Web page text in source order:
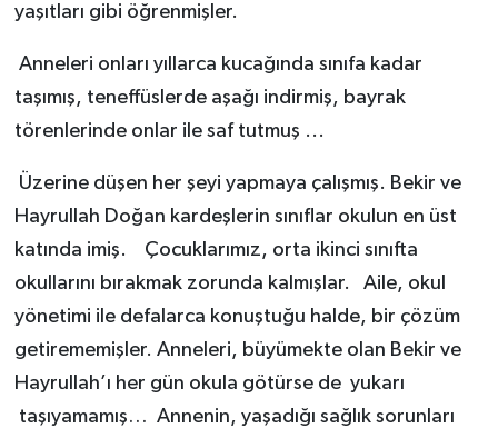
yaşıtları gibi öğrenmişler.
Anneleri onları yıllarca kucağında sınıfa kadar
taşımış, teneffüslerde aşağı indirmiş, bayrak
törenlerinde onlar ile saf tutmuş ...
Üzerine düşen her şeyi yapmaya çalışmış. Bekir ve
Hayrullah Doğan kardeşlerin sınıflar okulun en üst
katında imiş.
Çocuklarımız, orta ikinci sınıfta
okullarını bırakmak zorunda kalmışlar. Aile, okul
yönetimi ile defalarca konuştuğu halde, bir çözüm
getirememişler. Anneleri, büyümekte olan Bekir ve
Hayrullah’ı her gün okula götürse de yukarı
taşıyamamış… Annenin, yaşadığı sağlık sorunları